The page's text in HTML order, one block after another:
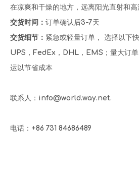
在凉爽和干燥的地方，远离阳光直射和高
交货时间： 订单确认后3-7天
交货细节： 紧急或轻量订单， 选择以下
UPS，FedEx，DHL，EMS；量大订单
运以节省成本
联系人：info@world.way.net.
电话：+86 731 84686489